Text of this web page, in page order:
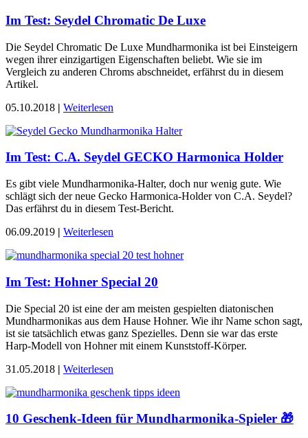
Im Test: Seydel Chromatic De Luxe
Die Seydel Chromatic De Luxe Mundharmonika ist bei Einsteigern
wegen ihrer einzigartigen Eigenschaften beliebt. Wie sie im
Vergleich zu anderen Chroms abschneidet, erfährst du in diesem
Artikel.
05.10.2018 | Weiterlesen
Im Test: C.A. Seydel GECKO Harmonica Holder
Es gibt viele Mundharmonika-Halter, doch nur wenig gute. Wie
schlägt sich der neue Gecko Harmonica-Holder von C.A. Seydel?
Das erfährst du in diesem Test-Bericht.
06.09.2019 | Weiterlesen
Im Test: Hohner Special 20
Die Special 20 ist eine der am meisten gespielten diatonischen
Mundharmonikas aus dem Hause Hohner. Wie ihr Name schon sagt,
ist sie tatsächlich etwas ganz Spezielles. Denn sie war das erste
Harp-Modell von Hohner mit einem Kunststoff-Körper.
31.05.2018 | Weiterlesen
10 Geschenk-Ideen für Mundharmonika-Spieler 🎁